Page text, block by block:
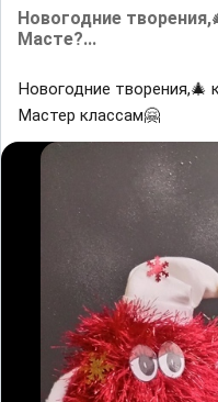
Новогодние
Масте?...
Новогодние творения,🎄
Мастер классам🤗